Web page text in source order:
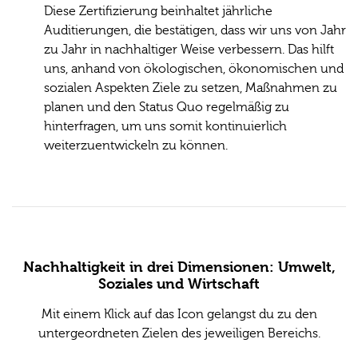
Diese Zertifizierung beinhaltet jährliche
Auditierungen, die bestätigen, dass wir uns von Jahr
zu Jahr in nachhaltiger Weise verbessern. Das hilft
uns, anhand von ökologischen, ökonomischen und
sozialen Aspekten Ziele zu setzen, Maßnahmen zu
planen und den Status Quo regelmäßig zu
hinterfragen, um uns somit kontinuierlich
weiterzuentwickeln zu können.
Nachhaltigkeit in drei Dimensionen: Umwelt,
Soziales und Wirtschaft
Mit einem Klick auf das Icon gelangst du zu den
untergeordneten Zielen des jeweiligen Bereichs.